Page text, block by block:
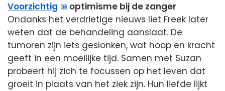
Voorzichtig
optimisme bij de zanger
Ondanks het verdrietige nieuws liet Freek later
weten dat de behandeling aanslaat. De
tumoren zijn iets geslonken, wat hoop en kracht
geeft in een moeilijke tijd. Samen met Suzan
probeert hij zich te focussen op het leven dat
groeit in plaats van het ziek zijn. Hun liefde lijkt